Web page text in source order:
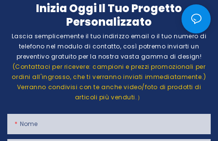
Inizia Oggi Il Tuo Progetto
Personalizzato
Lascia semplicemente il tuo indirizzo email o il tuo numero di
telefono nel modulo di contatto, così potremo inviarti un
preventivo gratuito per la nostra vasta gamma di design!
(Contattaci per ricevere: campioni e prezzi promozionali per
ordini all'ingrosso, che ti verranno inviati immediatamente.)
Verranno condivisi con te anche video/foto di prodotti di
articoli più venduti.）
Nome